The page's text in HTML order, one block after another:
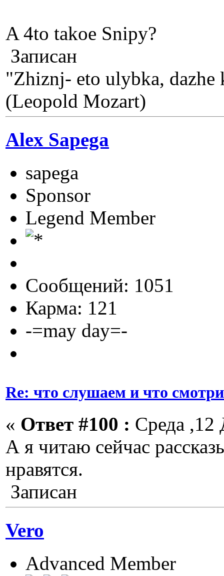
A 4to takoe Snipy?
Записан
"Zhiznj- eto ulybka, dazhe
(Leopold Mozart)
Alex Sapega
sapega
Sponsor
Legend Member
Сообщений: 1051
Карма: 121
-=may day=-
Re: что слушаем и что
« Ответ #100 : Среда ,12
А я читаю сейчас
нравятся.
Записан
Vero
Advanced Member